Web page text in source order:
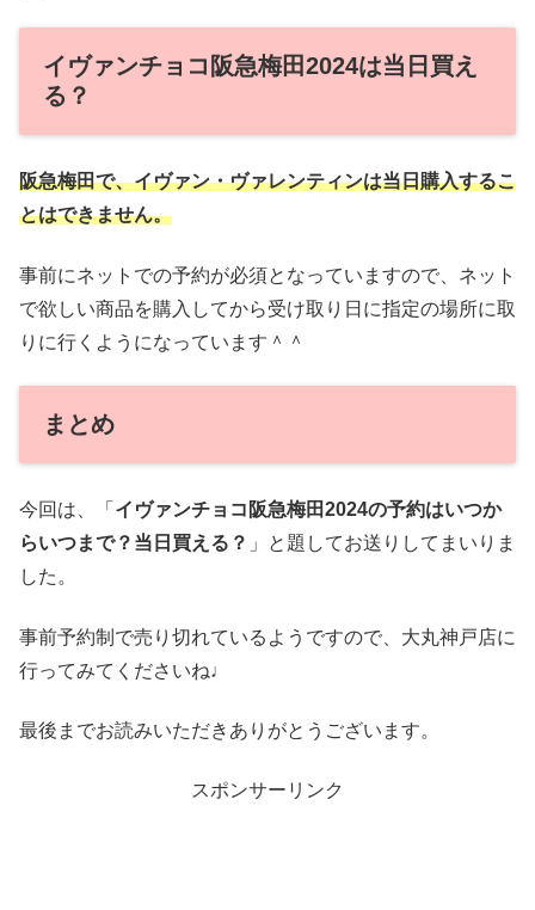
イヴァンチョコ阪急梅田2024は当日買え
る？
阪急梅田で、イヴァン・ヴァレンティンは当日購入するこ
とはできません。
事前にネットでの予約が必須となっていますので、ネット
で欲しい商品を購入してから受け取り日に指定の場所に取
りに行くようになっています＾＾
まとめ
今回は、「 イヴァンチョコ阪急梅田2024の予約はいつか
らいつまで？当日買える？ 」と題してお送りしてまいりま
した。
事前予約制で売り切れているようですので、大丸神戸店に
行ってみてくださいね♩
最後までお読みいただきありがとうございます。
スポンサーリンク